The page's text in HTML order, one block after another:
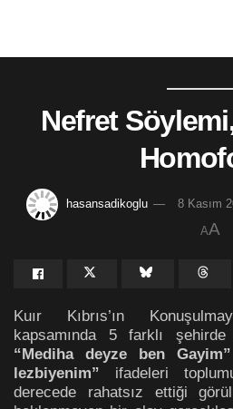
Nefret
hasansadikoglu 8 Kasım
AA
Kuır Kıbrıs’ın
kapsamında 5 farklı şehirde
“Mediha deyze ben Gayim”
lezbiyenim” ifadeleri
derecede rahatsız ettiği